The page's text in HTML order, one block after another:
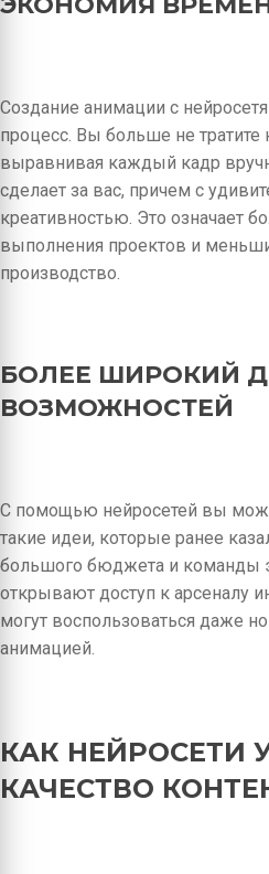
Создание анимации с
процесс. Вы больше не тратите
выравнивая каждый кадр
сделает за вас, причем с
креативностью. Это означает
выполнения проектов и
производство.
БОЛЕЕ ШИРОКИЙ
ВОЗМОЖНОСТЕЙ
С помощью нейросетей вы
такие идеи, которые ранее
большого бюджета и команды
открывают доступ к арсеналу
могут воспользоваться даже
анимацией.
КАК НЕЙРОСЕТИ
КАЧЕСТВО